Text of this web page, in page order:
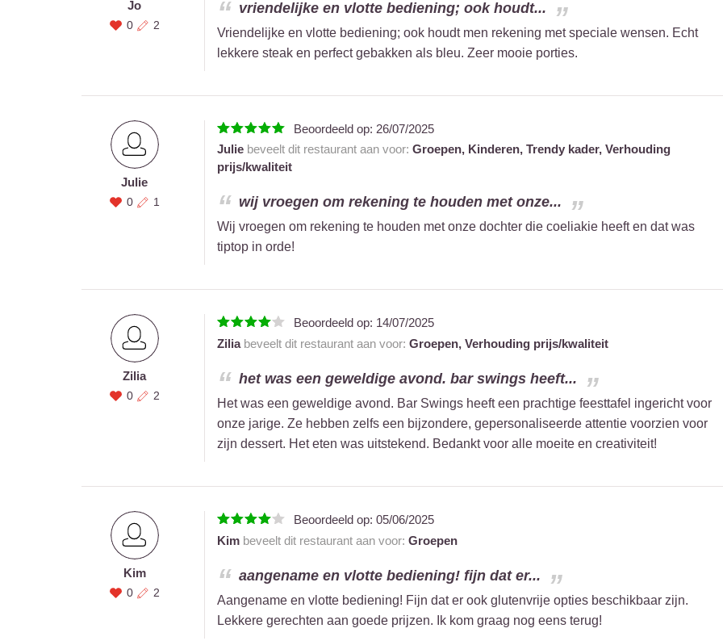
Jo
0 2
vriendelijke en vlotte bediening; ook houdt...
Vriendelijke en vlotte bediening; ook houdt men rekening met speciale wensen. Echt
lekkere steak en perfect gebakken als bleu. Zeer mooie porties.
Julie
0 1
Beoordeeld op: 26/07/2025
Juliebeveelt dit restaurant aan voor: Groepen, Kinderen, Trendy kader, Verhouding
prijs/kwaliteit
wij vroegen om rekening te houden met onze...
Wij vroegen om rekening te houden met onze dochter die coeliakie heeft en dat was
tiptop in orde!
Zilia
0 2
Beoordeeld op: 14/07/2025
Ziliabeveelt dit restaurant aan voor: Groepen, Verhouding prijs/kwaliteit
het was een geweldige avond. bar swings heeft...
Het was een geweldige avond. Bar Swings heeft een prachtige feesttafel ingericht voor
onze jarige. Ze hebben zelfs een bijzondere, gepersonaliseerde attentie voorzien voor
zijn dessert. Het eten was uitstekend. Bedankt voor alle moeite en creativiteit!
Kim
0 2
Beoordeeld op: 05/06/2025
Kimbeveelt dit restaurant aan voor: Groepen
aangename en vlotte bediening! fijn dat er...
Aangename en vlotte bediening! Fijn dat er ook glutenvrije opties beschikbaar zijn.
Lekkere gerechten aan goede prijzen. Ik kom graag nog eens terug!